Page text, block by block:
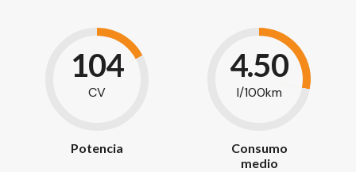
104
CV
Potencia
4.50
l/100km
Consumo
medio